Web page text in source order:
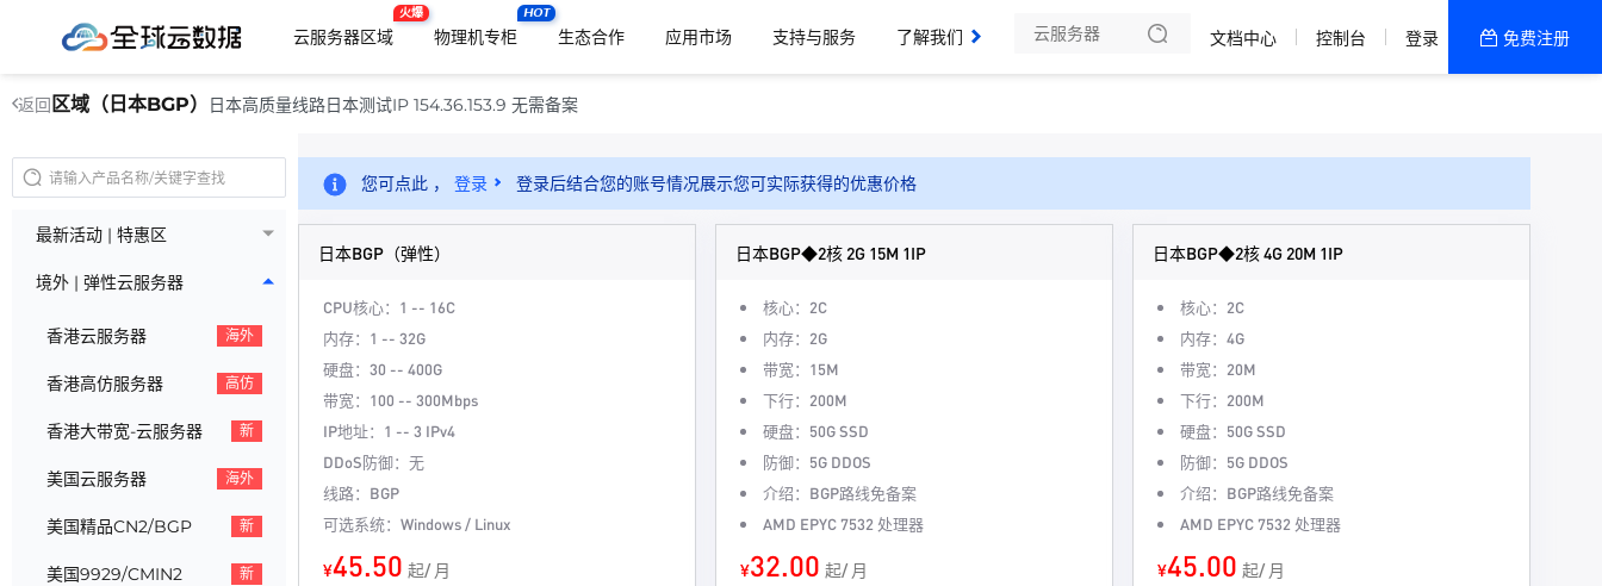
云服务器区域
火爆
物理机专柜
HOT
生态合作 应用市场 支持与服务
了解我们
文档中心 控制台 登录 免费注册
返回 区域（日本BGP） 日本高质量线路日本测试IP 154.36.153.9 无需备案
最新活动 | 特惠区
境外 | 弹性云服务器
香港云服务器 海外
香港高仿服务器 高仿
香港大带宽-云服务器 新
美国云服务器 海外
美国精品CN2/BGP 新
美国9929/CMIN2 新
您可点此 ， 登录 登录后结合您的账号情况展示您可实际获得的优惠价格
日本BGP（弹性）
CPU核心：1 -- 16C
内存：1 -- 32G
硬盘：30 -- 400G
带宽：100 -- 300Mbps
IP地址：1 -- 3 IPv4
DDoS防御：无
线路：BGP
可选系统：Windows / Linux
¥45.50 起/ 月
日本BGP◆2核 2G 15M 1IP
核心：2C
内存：2G
带宽：15M
下行：200M
硬盘：50G SSD
防御：5G DDOS
介绍：BGP路线免备案
AMD EPYC 7532 处理器
¥32.00 起/ 月
日本BGP◆2核 4G 20M 1IP
核心：2C
内存：4G
带宽：20M
下行：200M
硬盘：50G SSD
防御：5G DDOS
介绍：BGP路线免备案
AMD EPYC 7532 处理器
¥45.00 起/ 月